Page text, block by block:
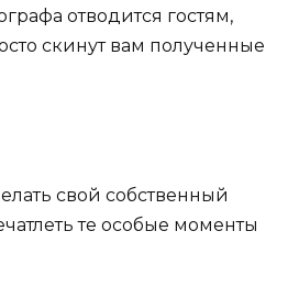
отводится гостям,
скинут вам полученные
свой собственный
те особые моменты